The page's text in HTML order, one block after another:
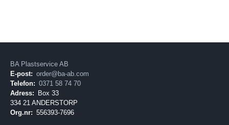
BA Plastservice AB
E-post: order@ba-ab.com
Telefon: 0371 58 74 70
Adress:
Box 33
334 21 ANDERSTORP
Org.nr: 556393-7696